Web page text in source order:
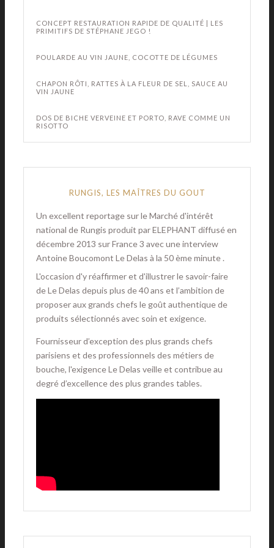
CONCEPT RESTAURATION RAPIDE DE QUALITÉ | LES
PRIMITIFS DE STÉPHANE JEGO !
POULARDE AU VIN JAUNE, COCOTTE DE LÉGUMES
CHAPON RÔTI, RATTES À LA FLEUR DE SEL, SAUCE AU
VIN JAUNE
DOS DE BICHE VERVEINE ET PORTO, RAVE COMME UN
RISOTTO
RUNGIS, LES MAÎTRES DU GOUT
Un excellent reportage sur le Marché d'intérêt
national de Rungis produit par ELEPHANT diffusé en
décembre 2013 sur France 3 avec une interview
Antoine Boucomont Le Delas à la 50 ème minute .
L'occasion d'y réaffirmer et d'illustrer le savoir-faire
de Le Delas depuis plus de 40 ans et l’ambition de
proposer aux grands chefs le goût authentique de
produits sélectionnés avec soin et exigence.
Fournisseur d’exception des plus grands chefs
parisiens et des professionnels des métiers de
bouche, l'exigence Le Delas veille et contribue au
degré d’excellence des plus grandes tables.